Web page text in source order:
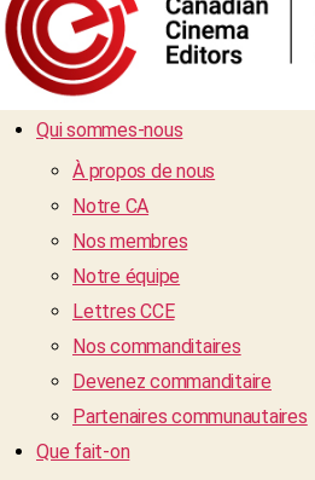
Qui sommes-nous
À propos de nous
Notre CA
Nos membres
Notre équipe
Lettres CCE
Nos commanditaires
Devenez commanditaire
Partenaires communautaires
Que fait-on